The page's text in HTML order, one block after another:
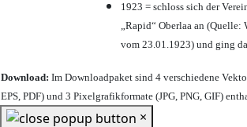
1923 = schloss sich der
„Rapid“ Oberlaa an (Quelle:
vom 23.01.1923) und ging
Download: Im Downloadpaket sind 4 verschiedene
EPS, PDF) und 3 Pixelgrafikformate (JPG, PNG, GIF)
×